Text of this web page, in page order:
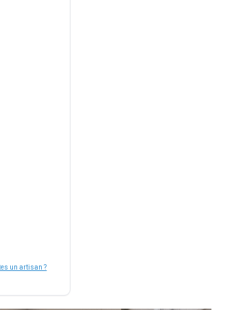
un artisan ?